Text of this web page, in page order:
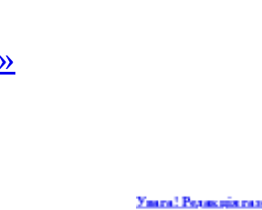
Увага! Редакція